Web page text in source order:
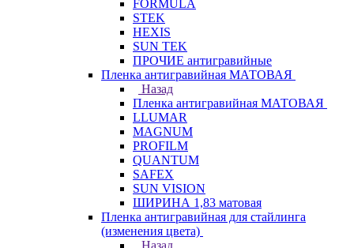
FORMULA
STEK
HEXIS
SUN TEK
ПРОЧИЕ антигравийные
Пленка антигравийная МАТОВАЯ
Назад
Пленка антигравийная МАТОВАЯ
LLUMAR
MAGNUM
PROFILM
QUANTUM
SAFEX
SUN VISION
ШИРИНА 1,83 матовая
Пленка антигравийная для стайлинга
(изменения цвета)
Назад